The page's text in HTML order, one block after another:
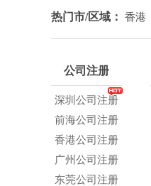
热门市/区域： 香港
公司注册
深圳公司注册
前海公司注册
香港公司注册
广州公司注册
东莞公司注册